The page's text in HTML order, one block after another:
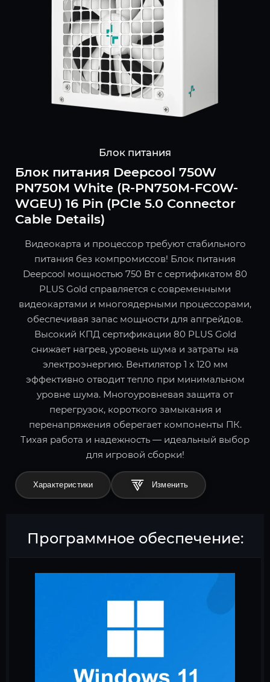
Блок питания
Блок питания Deepcool 750W
PN750M White (R-PN750M-FC0W-
WGEU) 16 Pin (PCIe 5.0 Connector
Cable Details)
Видеокарта и процессор требуют стабильного
питания без компромиссов! Блок питания
Deepcool мощностью 750 Вт с сертификатом 80
PLUS Gold справляется с современными
видеокартами и многоядерными процессорами,
обеспечивая запас мощности для апгрейдов.
Высокий КПД сертификации 80 PLUS Gold
снижает нагрев, уровень шума и затраты на
электроэнергию. Вентилятор 1 x 120 мм
эффективно отводит тепло при минимальном
уровне шума. Многоуровневая защита от
перегрузок, короткого замыкания и
перенапряжения оберегает компоненты ПК.
Тихая работа и надежность — идеальный выбор
для игровой сборки!
Характеристики
Программное обеспечение: